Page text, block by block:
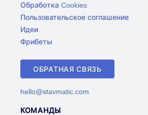
Обработка Cookies
Пользовательское соглашение
Идеи
Фрибеты
ОБРАТНАЯ СВЯЗЬ
hello@stavmatic.com
КОМАНДЫ